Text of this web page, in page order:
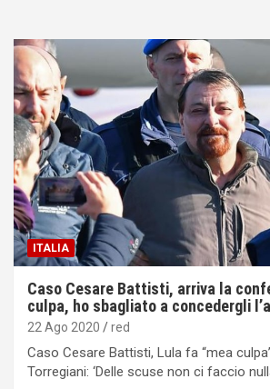
ITALIA
Caso Cesare Battisti, arriva la
culpa, ho sbagliato a concedergli
22 Ago 2020 red
Caso Cesare Battisti, Lula fa “mea
Torregiani: ‘Delle scuse non ci faccio